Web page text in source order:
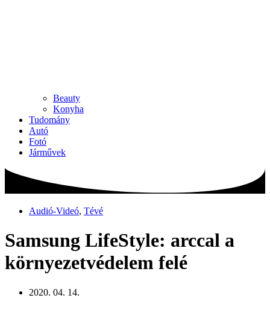
Beauty
Konyha
Tudomány
Autó
Fotó
Járművek
Audió-Videó, Tévé
Samsung LifeStyle: arccal a
környezetvédelem felé
2020. 04. 14.